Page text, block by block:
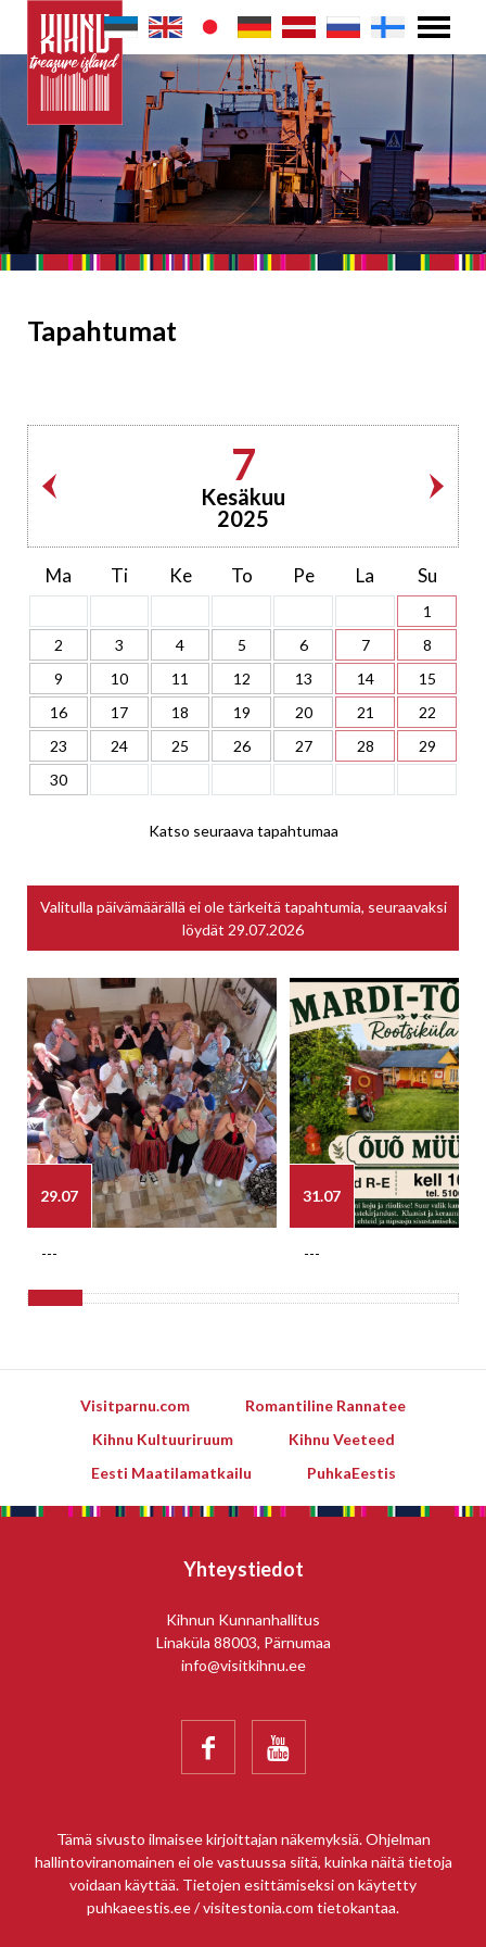
Tapahtumat
7
Kesäkuu
2025
Ma Ti Ke To Pe La Su
1
2
3 4 5 6 7
8
9
10 11 12 13 14
15
16
17 18 19 20 21
22
23
24 25 26 27 28
29
30
Katso seuraava tapahtumaa
Valitulla päivämäärällä ei ole tärkeitä tapahtumia, seuraavaksi
löydät 29.07.2026
29.07
---
31.07
---
Visitparnu.com
Romantiline Rannatee
Kihnu Kultuuriruum
Kihnu Veeteed
Eesti Maatilamatkailu
PuhkaEestis
Yhteystiedot
Kihnun Kunnanhallitus
Linaküla 88003, Pärnumaa
info@visitkihnu.ee
 
Tämä sivusto ilmaisee kirjoittajan näkemyksiä. Ohjelman
hallintoviranomainen ei ole vastuussa siitä, kuinka näitä tietoja
voidaan käyttää. Tietojen esittämiseksi on käytetty
puhkaeestis.ee / visitestonia.com tietokantaa.